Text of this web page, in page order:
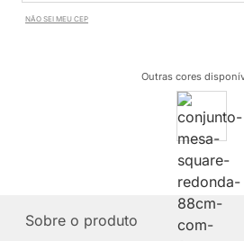
NÃO SEI MEU CEP
Outras cores
Sobre o produto